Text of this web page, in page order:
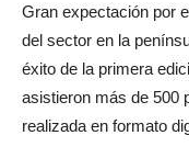
Gran expectación por
del sector en la
éxito de la primera
asistieron más de 500
realizada en formato